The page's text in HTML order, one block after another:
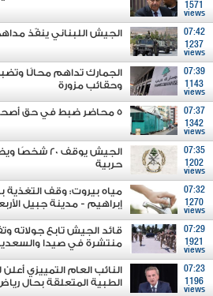
1571
views
07:42
1237
views
الجيش اللبناني ينفّذ
07:39
1143
views
الجمارك تداهم محالًا
وحقائب مزورة
07:37
1342
views
5 محاضر ضبط في حق أصحاب مولدات مخالفين
07:35
1202
views
الجيش يوقف
حربية
07:32
1270
views
مياه بيروت: وقف التغذية
إبراهيم - مدينة جبيل
07:29
1921
views
قائد الجيش تابع جولاته
منتشرة في صيدا
07:23
1196
views
النائب العام التمييزي
الطبية المتعلقة بحال